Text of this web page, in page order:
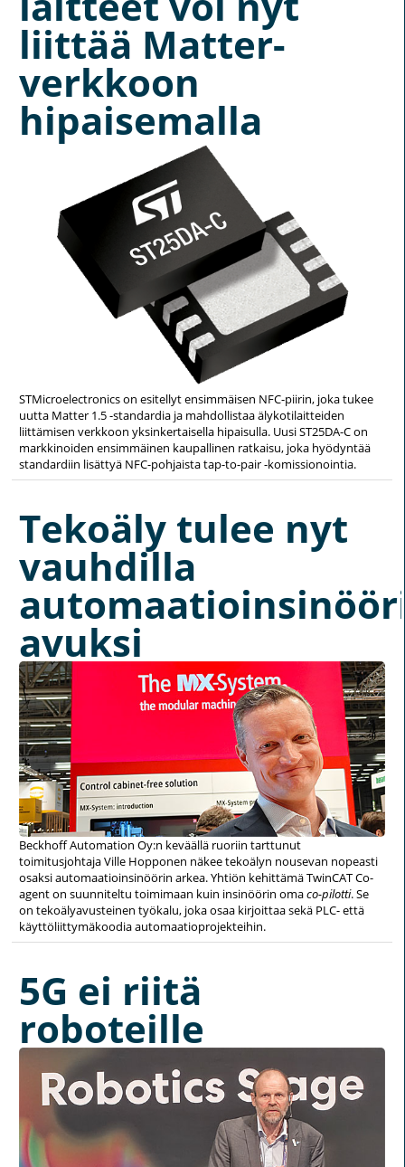
liittää Matter-
verkkoon
hipaisemalla
STMicroelectronics on esitellyt ensimmäisen NFC-piirin, joka tukee
uutta Matter 1.5 -standardia ja mahdollistaa älykotilaitteiden
liittämisen verkkoon yksinkertaisella hipaisulla. Uusi ST25DA-C on
markkinoiden ensimmäinen kaupallinen ratkaisu, joka hyödyntää
standardiin lisättyä NFC-pohjaista tap-to-pair -komissionointia.
Tekoäly tulee nyt
vauhdilla
avuksi
Beckhoff Automation Oy:n keväällä ruoriin tarttunut
toimitusjohtaja Ville Hopponen näkee tekoälyn nousevan nopeasti
osaksi automaatioinsinöörin arkea. Yhtiön kehittämä TwinCAT Co-
agent on suunniteltu toimimaan kuin insinöörin omaco-pilotti. Se
on tekoälyavusteinen työkalu, joka osaa kirjoittaa sekä PLC- että
käyttöliittymäkoodia automaatioprojekteihin.
5G ei riitä
roboteille